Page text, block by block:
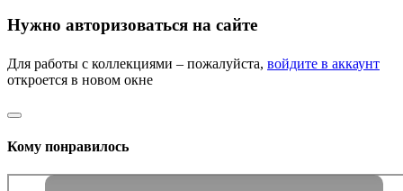
Нужно авторизоваться на сайте
Для работы с коллекциями – пожалуйста, войдите в аккаунт
откроется в новом окне
Кому понравилось